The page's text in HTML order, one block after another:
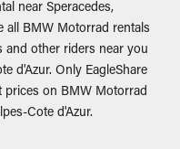
near Speracedes,
all BMW Motorrad rentals
and other riders near you
d'Azur. Only EagleShare
prices on BMW Motorrad
Cote d'Azur.